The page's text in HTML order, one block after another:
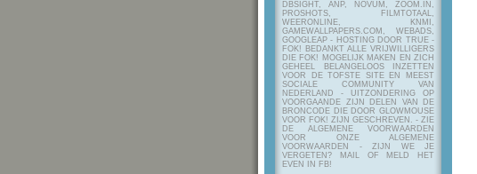
DBSIGHT, ANP, NOVUM, ZOOM.IN,
PROSHOTS, FILMTOTAAL,
WEERONLINE, KNMI,
GAMEWALLPAPERS.COM, WEBADS,
GOOGLEAP - HOSTING DOOR TRUE -
FOK! BEDANKT ALLE VRIJWILLIGERS
DIE FOK! MOGELIJK MAKEN EN ZICH
GEHEEL BELANGELOOS INZETTEN
VOOR DE TOFSTE SITE EN MEEST
SOCIALE COMMUNITY VAN
NEDERLAND - UITZONDERING OP
VOORGAANDE ZIJN DELEN VAN DE
BRONCODE DIE DOOR GLOWMOUSE
VOOR FOK! ZIJN GESCHREVEN. - ZIE
DE ALGEMENE VOORWAARDEN
VOOR ONZE ALGEMENE
VOORWAARDEN - ZIJN WE JE
VERGETEN? MAIL OF MELD HET
EVEN IN FB!